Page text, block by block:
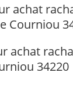
achat
Courniou
achat
34220